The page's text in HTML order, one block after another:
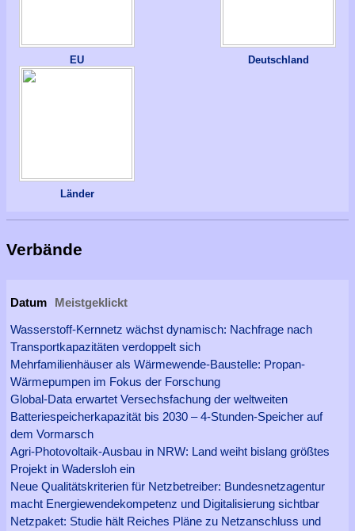
EU Deutschland
Länder
Verbände
Datum
Meistgeklickt
Wasserstoff-Kernnetz wächst dynamisch: Nachfrage nach
Transportkapazitäten verdoppelt sich
Mehrfamilienhäuser als Wärmewende-Baustelle: Propan-
Wärmepumpen im Fokus der Forschung
Global-Data erwartet Versechsfachung der weltweiten
Batteriespeicherkapazität bis 2030 – 4-Stunden-Speicher auf
dem Vormarsch
Agri-Photovoltaik-Ausbau in NRW: Land weiht bislang größtes
Projekt in Wadersloh ein
Neue Qualitätskriterien für Netzbetreiber: Bundesnetzagentur
macht Energiewendekompetenz und Digitalisierung sichtbar
Netzpaket: Studie hält Reiches Pläne zu Netzanschluss und